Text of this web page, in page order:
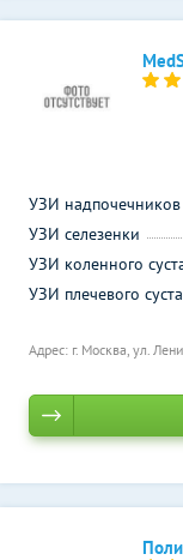
Адрес: г. Москва, ул.
УЗИ надпочечников
УЗИ селезенки
УЗИ коленного
УЗИ плечевого